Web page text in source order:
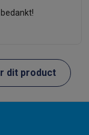
Refurbished
Koffiemachines met
met ecocheques
dit product